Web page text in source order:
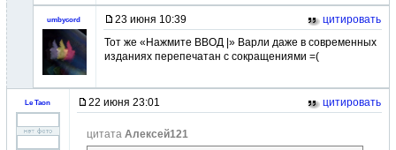
umbycord 23 июня 10:39
цитировать
Тот же «Нажмите ВВОД |» Варли даже в современных
изданиях перепечатан с сокращениями =(
Le Taon 22 июня 23:01 цитировать
цитата Алексей121